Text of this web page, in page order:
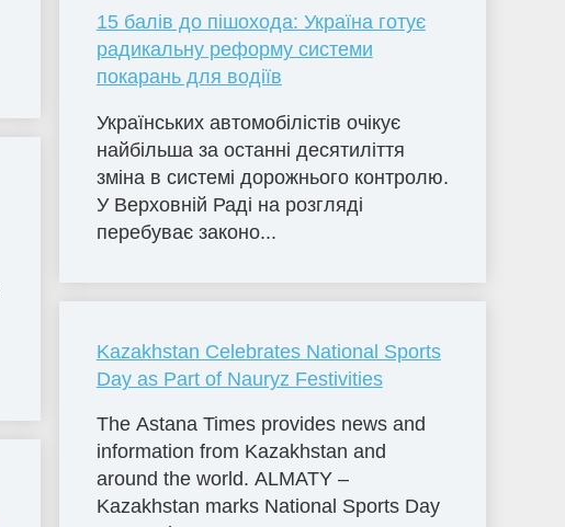
15 балів до пішохода: Україна готує
радикальну реформу системи
покарань для водіїв
Українських автомобілістів очікує
найбільша за останні десятиліття
зміна в системі дорожнього контролю.
У Верховній Раді на розгляді
перебуває законо...
Kazakhstan Celebrates National Sports
Day as Part of Nauryz Festivities
The Astana Times provides news and
information from Kazakhstan and
around the world. ALMATY –
Kazakhstan marks National Sports Day